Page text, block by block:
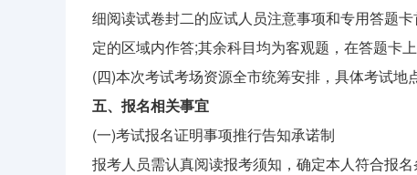
细阅读试卷封二的应试人员注意事项和专用答题
定的区域内作答;其余科目均为客观题，在答题卡上
(四)本次考试考场资源全市统筹安排，具体考试地
五、报名相关事宜
(一)考试报名证明事项推行告知承诺制
报考人员需认真阅读报考须知，确定本人符合报